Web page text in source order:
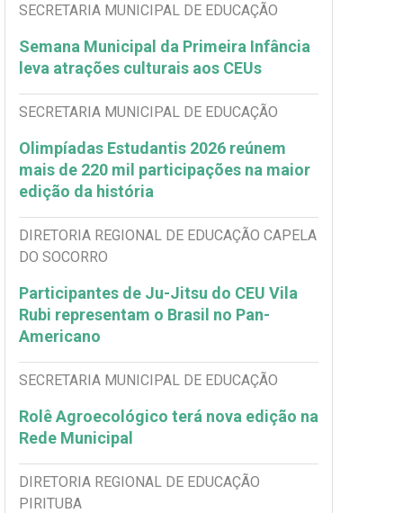
SECRETARIA MUNICIPAL DE EDUCAÇÃO
Semana Municipal da Primeira Infância
leva atrações culturais aos CEUs
SECRETARIA MUNICIPAL DE EDUCAÇÃO
Olimpíadas Estudantis 2026 reúnem
mais de 220 mil participações na maior
edição da história
DIRETORIA REGIONAL DE EDUCAÇÃO CAPELA
DO SOCORRO
Participantes de Ju-Jitsu do CEU Vila
Rubi representam o Brasil no Pan-
Americano
SECRETARIA MUNICIPAL DE EDUCAÇÃO
Rolê Agroecológico terá nova edição na
Rede Municipal
DIRETORIA REGIONAL DE EDUCAÇÃO
PIRITUBA